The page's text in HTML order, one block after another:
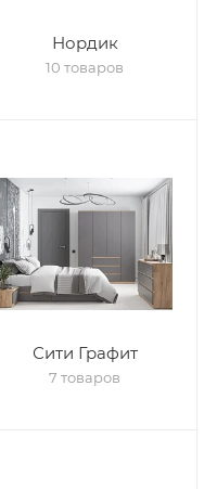
Нордик
10 товаров
Сити Графит
7 товаров